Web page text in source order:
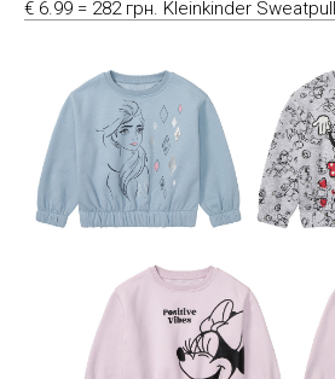
€ 6.99 = 282 грн. Kleinkinder